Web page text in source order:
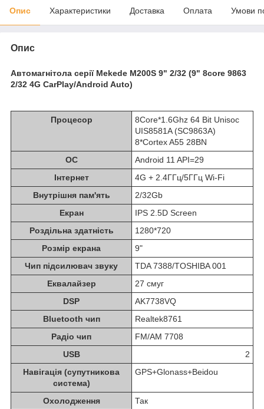
Опис Характеристики Доставка Оплата Умови
Опис
Автомагнітола серії Mekede M200S 9" 2/32 (9" 8core 9863
2/32 4G CarPlay/Android Auto)
Процесор
8Core*1.6Ghz 64 Bit Unisoc
UIS8581A (SC9863A)
8*Cortex A55 28BN
ОС
Android 11 API=29
Інтернет
4G + 2.4ГГц/5ГГц Wi-Fi
Внутрішня пам'ять
2/32Gb
Екран
IPS 2.5D Screen
Роздільна здатність
1280*720
Розмір екрана
9"
Чип підсилювач звуку
TDA 7388/TOSHIBA 001
Еквалайзер
27 смуг
DSP
AK7738VQ
Bluetooth чип
Realtek8761
Радіо чип
FM/AM 7708
USB
2
Навігація (супутникова
система)
GPS+Glonass+Beidou
Охолодження
Так